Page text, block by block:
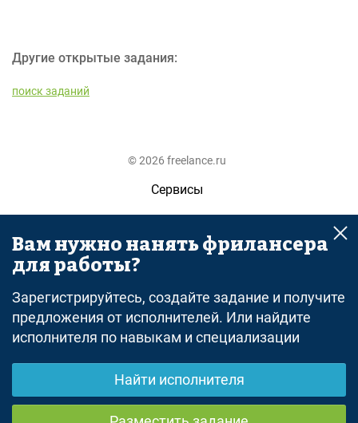
Другие открытые задания:
поиск заданий
© 2026 freelance.ru
Сервисы
Помощь
Поиск
Оферта
Политика конфиденциальности
Дисклеймер о ЗоЗПП
Отказ от ответственности
Вам нужно нанять фрилансера
для работы?
Зарегистрируйтесь, создайте задание и получите
предложения от исполнителей. Или найдите
исполнителя по навыкам и специализации
Найти исполнителя